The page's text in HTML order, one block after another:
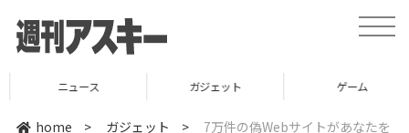
t
o
ニュース ガジェット ゲーム
home > ガジェット >
7万件の偽Webサイトがあなたを